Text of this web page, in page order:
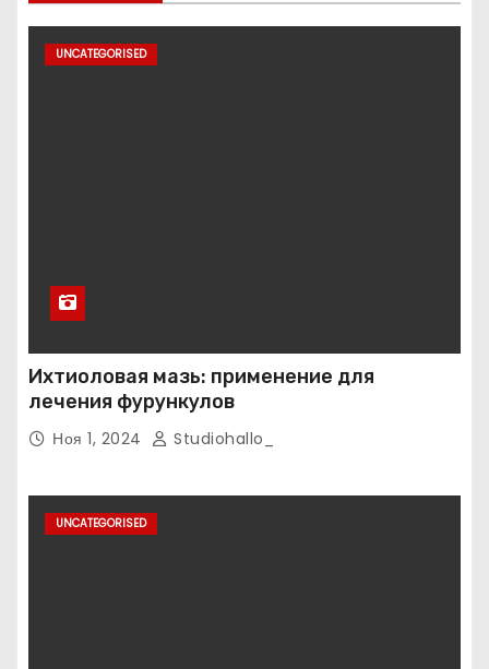
UNCATEGORISED
Ихтиоловая мазь: применение для
лечения фурункулов
Ноя 1, 2024 Studiohallo_
UNCATEGORISED